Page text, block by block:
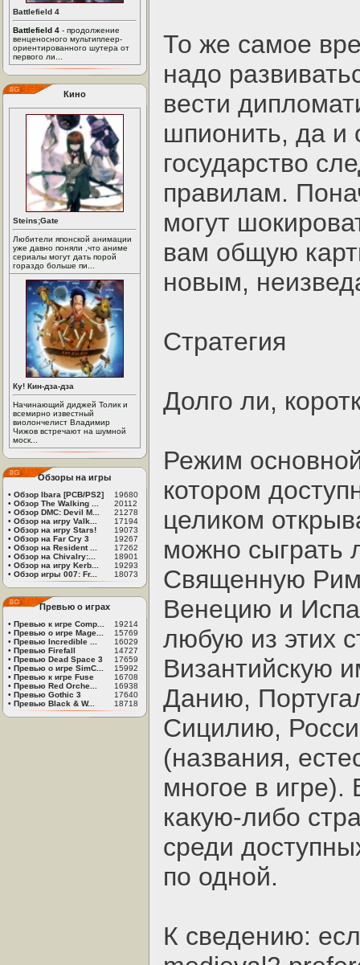
Battlefield 4
Battlefield 4 - продолжение
венценосного мультиплеер-
ориентированного шутера от
первого ли...
Кино
Steins;Gate
Любители японской анимации
уже давно поняли ,что аниме
сериалы могут дать порой
гораздо больше пи...
Ку! Кин-дза-дза
Начинающий диджей Толик и
всемирно известный
виолончелист Владимир
Чижов встречают на шумной
моск...
Обзоры на игры
• Обзор Ibara [PCB/PS2]
19680
• Обзор The Walking ...
20112
• Обзор DMC: Devil M...
21278
• Обзор на игру Valk...
17194
• Обзор на игру Stars!
19073
• Обзор на Far Cry 3
19267
• Обзор на Resident ...
17262
• Обзор на Chivalry:...
18901
• Обзор на игру Kerb...
19293
• Обзор игры 007: Fr... 18073
Превью о играх
• Превью к игре Comp...
19214
• Превью о игре Mage...
15769
• Превью Incredible ...
16029
• Превью Firefall
14727
• Превью Dead Space 3
17659
• Превью о игре SimC...
15992
• Превью к игре Fuse
16708
• Превью Red Orche...
16938
• Превью Gothic 3
17640
• Превью Black & W... 18718
То же самое
надо
вести
шпионить, да и
государство
правилам.
могут
вам общую
новым,
Стратегия
Долго ли,
Режим
котором
целиком
можно сыграть
Священную
Венецию и
любую из этих
Византийскую
Данию,
Сицилию,
(названия,
многое в игре).
какую-либо
среди
по одной.
К сведению: